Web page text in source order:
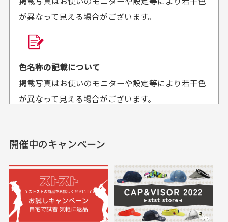
セールかつポイント
も使えて、お得に購
入出来ました
セールかつポイントも使
満足です。
おります
欲しかったスカートが購
商品購入からどれくらいで発送してもらえます
か？
平日午前9時までのご注文で最短当日発送させて頂いて
せて頂いております。
送料はいくらかかりますか？
何点ご購入頂いた場合も全国一律で800円とさせて頂
いております。(1配送先につき)
また5,000円(税込)以上お買い物をして頂けた場合は送
が異なって見える場合がございます。
色名称の記載について
掲載写真はお使いのモニターや設定等により若干色
が異なって見える場合がございます。
実寸サイズについて
一点一点手作業で計測しておりますので、若干の誤
差が生じる場合がございます。
開催中のキャンペーン